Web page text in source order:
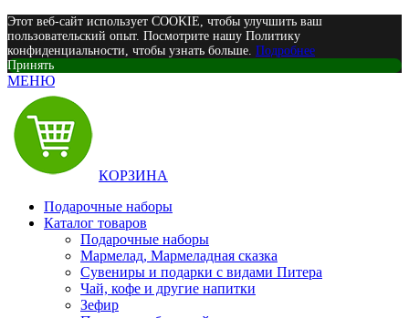
Этот веб-сайт использует COOKIE, чтобы улучшить ваш
пользовательский опыт. Посмотрите нашу Политику
конфиденциальности, чтобы узнать больше. Подробнее
Принять
МЕНЮ
КОРЗИНА
Подарочные наборы
Каталог товаров
Подарочные наборы
Мармелад, Мармеладная сказка
Сувениры и подарки с видами Питера
Чай, кофе и другие напитки
Зефир